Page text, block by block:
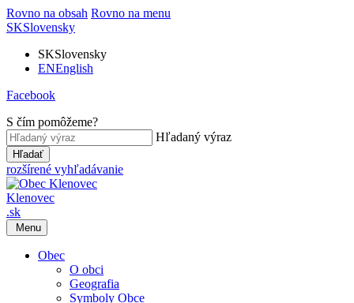
Rovno na obsah Rovno na menu
SKSlovensky
SKSlovensky
ENEnglish
Facebook
S čím pomôžeme?
Hľadaný výraz
Hľadať
rozšírené vyhľadávanie
Klenovec
.sk
Menu
Obec
O obci
Geografia
Symboly Obce